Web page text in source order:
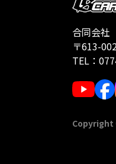
合同会社
〒613-
TEL：
Copyright